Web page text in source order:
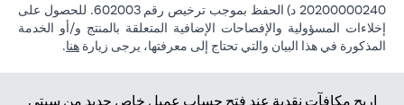
20200000240 د) الحفظ بموجب ترخيص رقم 602003. للحصول على
إخلاءات المسؤولية والإفصاحات الإضافية المتعلقة بالمنتج و/أو الخدمة
المذكورة في هذا البيان والتي تحتاج إلى معرفتها، يرجى زيارة هنا.
اربح مكافآت نقدية عند فتح حساب عميل خاص جديد من سيتي